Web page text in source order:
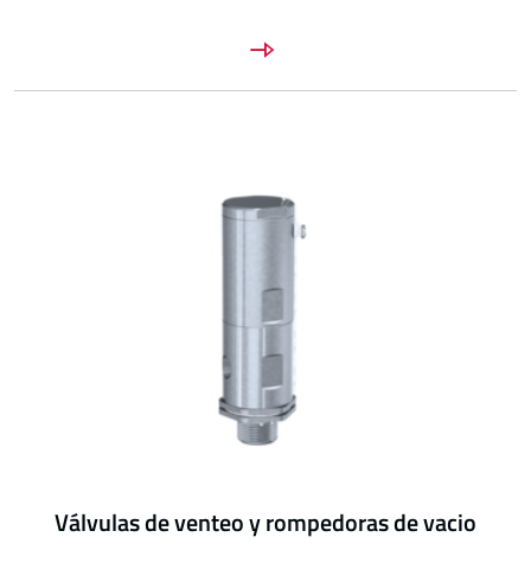
Válvulas de venteo y rompedoras de vacio